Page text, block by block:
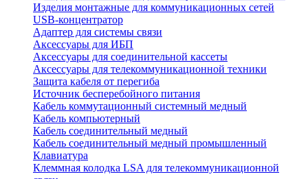
Изделия монтажные для коммуникационных сетей
USB-концентратор
Адаптер для системы связи
Аксессуары для ИБП
Аксессуары для соединительной кассеты
Аксессуары для телекоммуникационной техники
Защита кабеля от перегиба
Источник бесперебойного питания
Кабель коммутационный системный медный
Кабель компьютерный
Кабель соединительный медный
Кабель соединительный медный промышленный
Клавиатура
Клеммная колодка LSA для телекоммуникационной